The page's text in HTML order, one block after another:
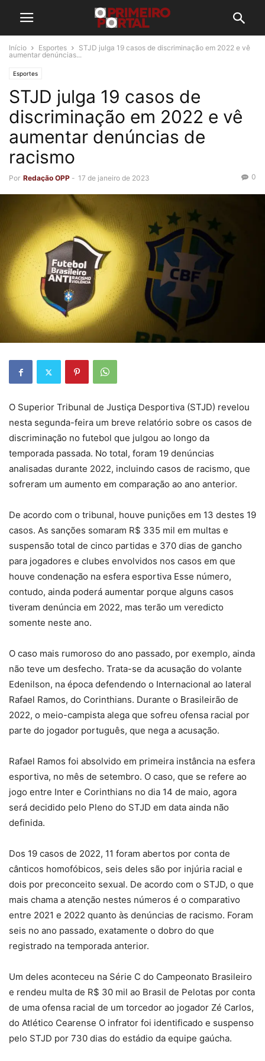
Início Esportes
STJD julga 19 casos de discriminação em 2022 e vê
aumentar denúncias...
Esportes
STJD julga 19 casos de
discriminação em 2022 e vê
aumentar denúncias de
racismo
Por Redação OPP - 17 de janeiro de 2023 0
O Superior Tribunal de Justiça Desportiva (STJD) revelou
nesta segunda-feira um breve relatório sobre os casos de
discriminação no futebol que julgou ao longo da
temporada passada. No total, foram 19 denúncias
analisadas durante 2022, incluindo casos de racismo, que
sofreram um aumento em comparação ao ano anterior.
De acordo com o tribunal, houve punições em 13 destes 19
casos. As sanções somaram R$ 335 mil em multas e
suspensão total de cinco partidas e 370 dias de gancho
para jogadores e clubes envolvidos nos casos em que
houve condenação na esfera esportiva Esse número,
contudo, ainda poderá aumentar porque alguns casos
tiveram denúncia em 2022, mas terão um veredicto
somente neste ano.
O caso mais rumoroso do ano passado, por exemplo, ainda
não teve um desfecho. Trata-se da acusação do volante
Edenilson, na época defendendo o Internacional ao lateral
Rafael Ramos, do Corinthians. Durante o Brasileirão de
2022, o meio-campista alega que sofreu ofensa racial por
parte do jogador português, que nega a acusação.
Rafael Ramos foi absolvido em primeira instância na esfera
esportiva, no mês de setembro. O caso, que se refere ao
jogo entre Inter e Corinthians no dia 14 de maio, agora
será decidido pelo Pleno do STJD em data ainda não
definida.
Dos 19 casos de 2022, 11 foram abertos por conta de
cânticos homofóbicos, seis deles são por injúria racial e
dois por preconceito sexual. De acordo com o STJD, o que
mais chama a atenção nestes números é o comparativo
entre 2021 e 2022 quanto às denúncias de racismo. Foram
seis no ano passado, exatamente o dobro do que
registrado na temporada anterior.
Um deles aconteceu na Série C do Campeonato Brasileiro
e rendeu multa de R$ 30 mil ao Brasil de Pelotas por conta
de uma ofensa racial de um torcedor ao jogador Zé Carlos,
do Atlético Cearense O infrator foi identificado e suspenso
pelo STJD por 730 dias do estádio da equipe gaúcha.